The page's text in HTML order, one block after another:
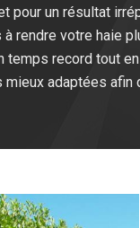
un résultat
rendre votre haie
record tout
adaptées